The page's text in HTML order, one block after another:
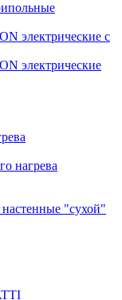
электрические с
электрические
нагрева
"сухой"